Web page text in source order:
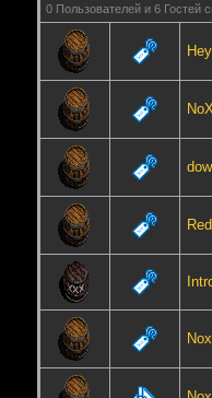
0 Пользователей и 6 Гостей